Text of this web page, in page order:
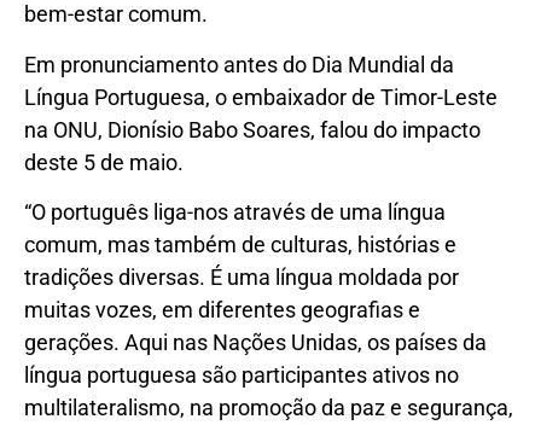
bem-estar comum.
Em pronunciamento antes do Dia Mundial da
Língua Portuguesa, o embaixador de Timor-Leste
na ONU, Dionísio Babo Soares, falou do impacto
deste 5 de maio.
“O português liga-nos através de uma língua
comum, mas também de culturas, histórias e
tradições diversas. É uma língua moldada por
muitas vozes, em diferentes geografias e
gerações. Aqui nas Nações Unidas, os países da
língua portuguesa são participantes ativos no
multilateralismo, na promoção da paz e segurança,